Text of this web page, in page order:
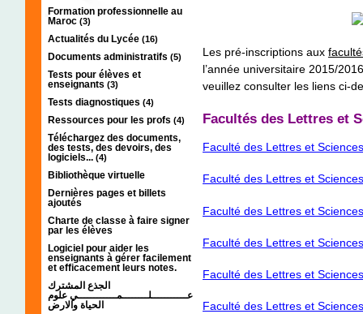
Formation professionnelle au
Maroc (3)
Actualités du Lycée (16)
Documents administratifs (5)
Tests pour élèves et
enseignants (3)
Tests diagnostiques (4)
Ressources pour les profs (4)
Téléchargez des documents,
des tests, des devoirs, des
logiciels... (4)
Bibliothèque virtuelle
Dernières pages et billets
ajoutés
Charte de classe à faire signer
par les élèves
Logiciel pour aider les
enseignants à gérer facilement
et efficacement leurs notes.
الجذع المشترك
عـــــــــــلــــــــمــــــــــــي علوم
الحياة والارض
Les pré-inscriptions aux
l’année universitaire 2015/
veuillez consulter les liens ci-
Facultés des Lettres et
Faculté des Lettres et
Faculté des Lettres et
Faculté des Lettres et
Faculté des Lettres et
Faculté des Lettres et
Faculté des Lettres et